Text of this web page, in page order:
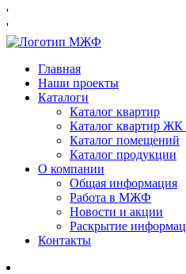
'
'
Главная
Наши проекты
Каталоги
Каталог квартир
Каталог квартир
Каталог помещений
Каталог продукции
О компании
Общая информация
Работа в МЖФ
Новости и акции
Раскрытие
Контакты